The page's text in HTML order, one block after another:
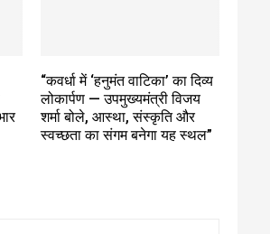
“कवर्धा में ‘हनुमंत वाटिका’ का दिव्य
लोकार्पण — उपमुख्यमंत्री विजय
शर्मा बोले, आस्था, संस्कृति और
स्वच्छता का संगम बनेगा यह स्थल”